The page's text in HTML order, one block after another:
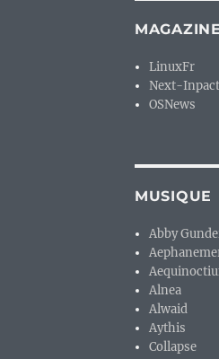
LinuxFr
Next-Inpact
OSNews
MUSIQUE
Abby
Alnea
Alwaid
Aythis
Collapse